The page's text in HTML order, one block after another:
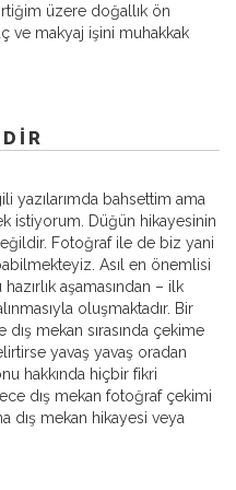
üzere doğallık ön
ve makyaj işini muhakkak
yazılarımda bahsettim ama
istiyorum. Düğün hikayesinin
Fotoğraf ile de biz yani
Asıl en önemlisi
aşamasından – ilk
oluşmaktadır. Bir
mekan sırasında çekime
yavaş yavaş oradan
hakkında hiçbir fikri
dış mekan fotoğraf çekimi
dış mekan hikayesi veya